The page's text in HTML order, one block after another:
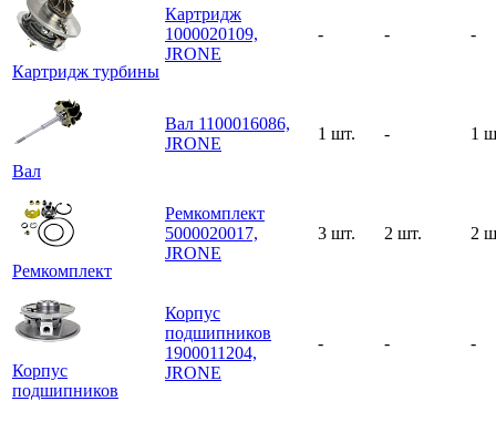
Картридж турбины
Картридж
1000020109,
JRONE
- - -
Вал
Вал 1100016086,
JRONE
1 шт. - 1
Ремкомплект
Ремкомплект
5000020017,
JRONE
3 шт. 2 шт. 2
Корпус
подшипников
Корпус
подшипников
1900011204,
JRONE
- - -